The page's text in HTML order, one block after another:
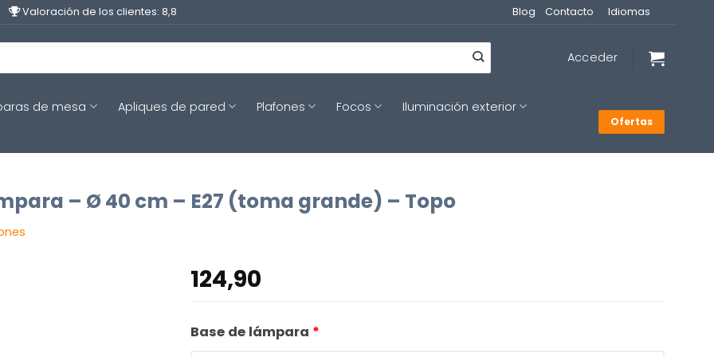
Valoración de los clientes: 8,8 Blog Contacto Idiomas
Acceder
de mesa Apliques de pared Plafones Focos
Iluminación exterior
Ofertas
– Ø 40 cm – E27 (toma grande) – Topo
124,90
Base de lámpara